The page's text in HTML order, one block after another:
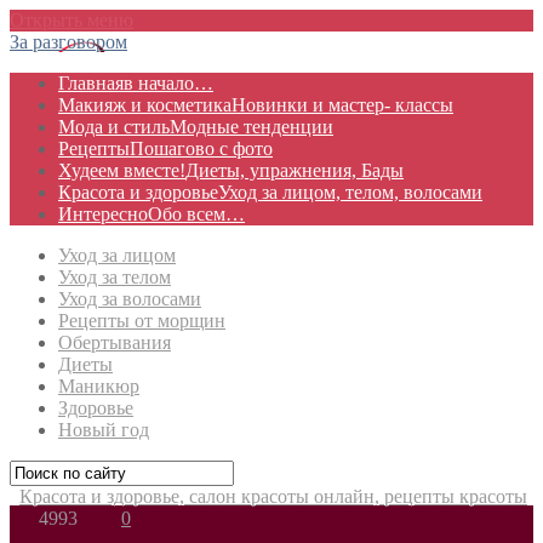
За разговором
Главнаяв начало…
Макияж и косметикаНовинки и мастер- классы
Мода и стильМодные тенденции
РецептыПошагово с фото
Худеем вместе!Диеты, упражнения, Бады
Красота и здоровьеУход за лицом, телом, волосами
ИнтересноОбо всем…
Уход за лицом
Уход за телом
Уход за волосами
Рецепты от морщин
Обертывания
Диеты
Маникюр
Здоровье
Новый год
Красота и здоровье, салон красоты онлайн, рецепты красоты
4993
0